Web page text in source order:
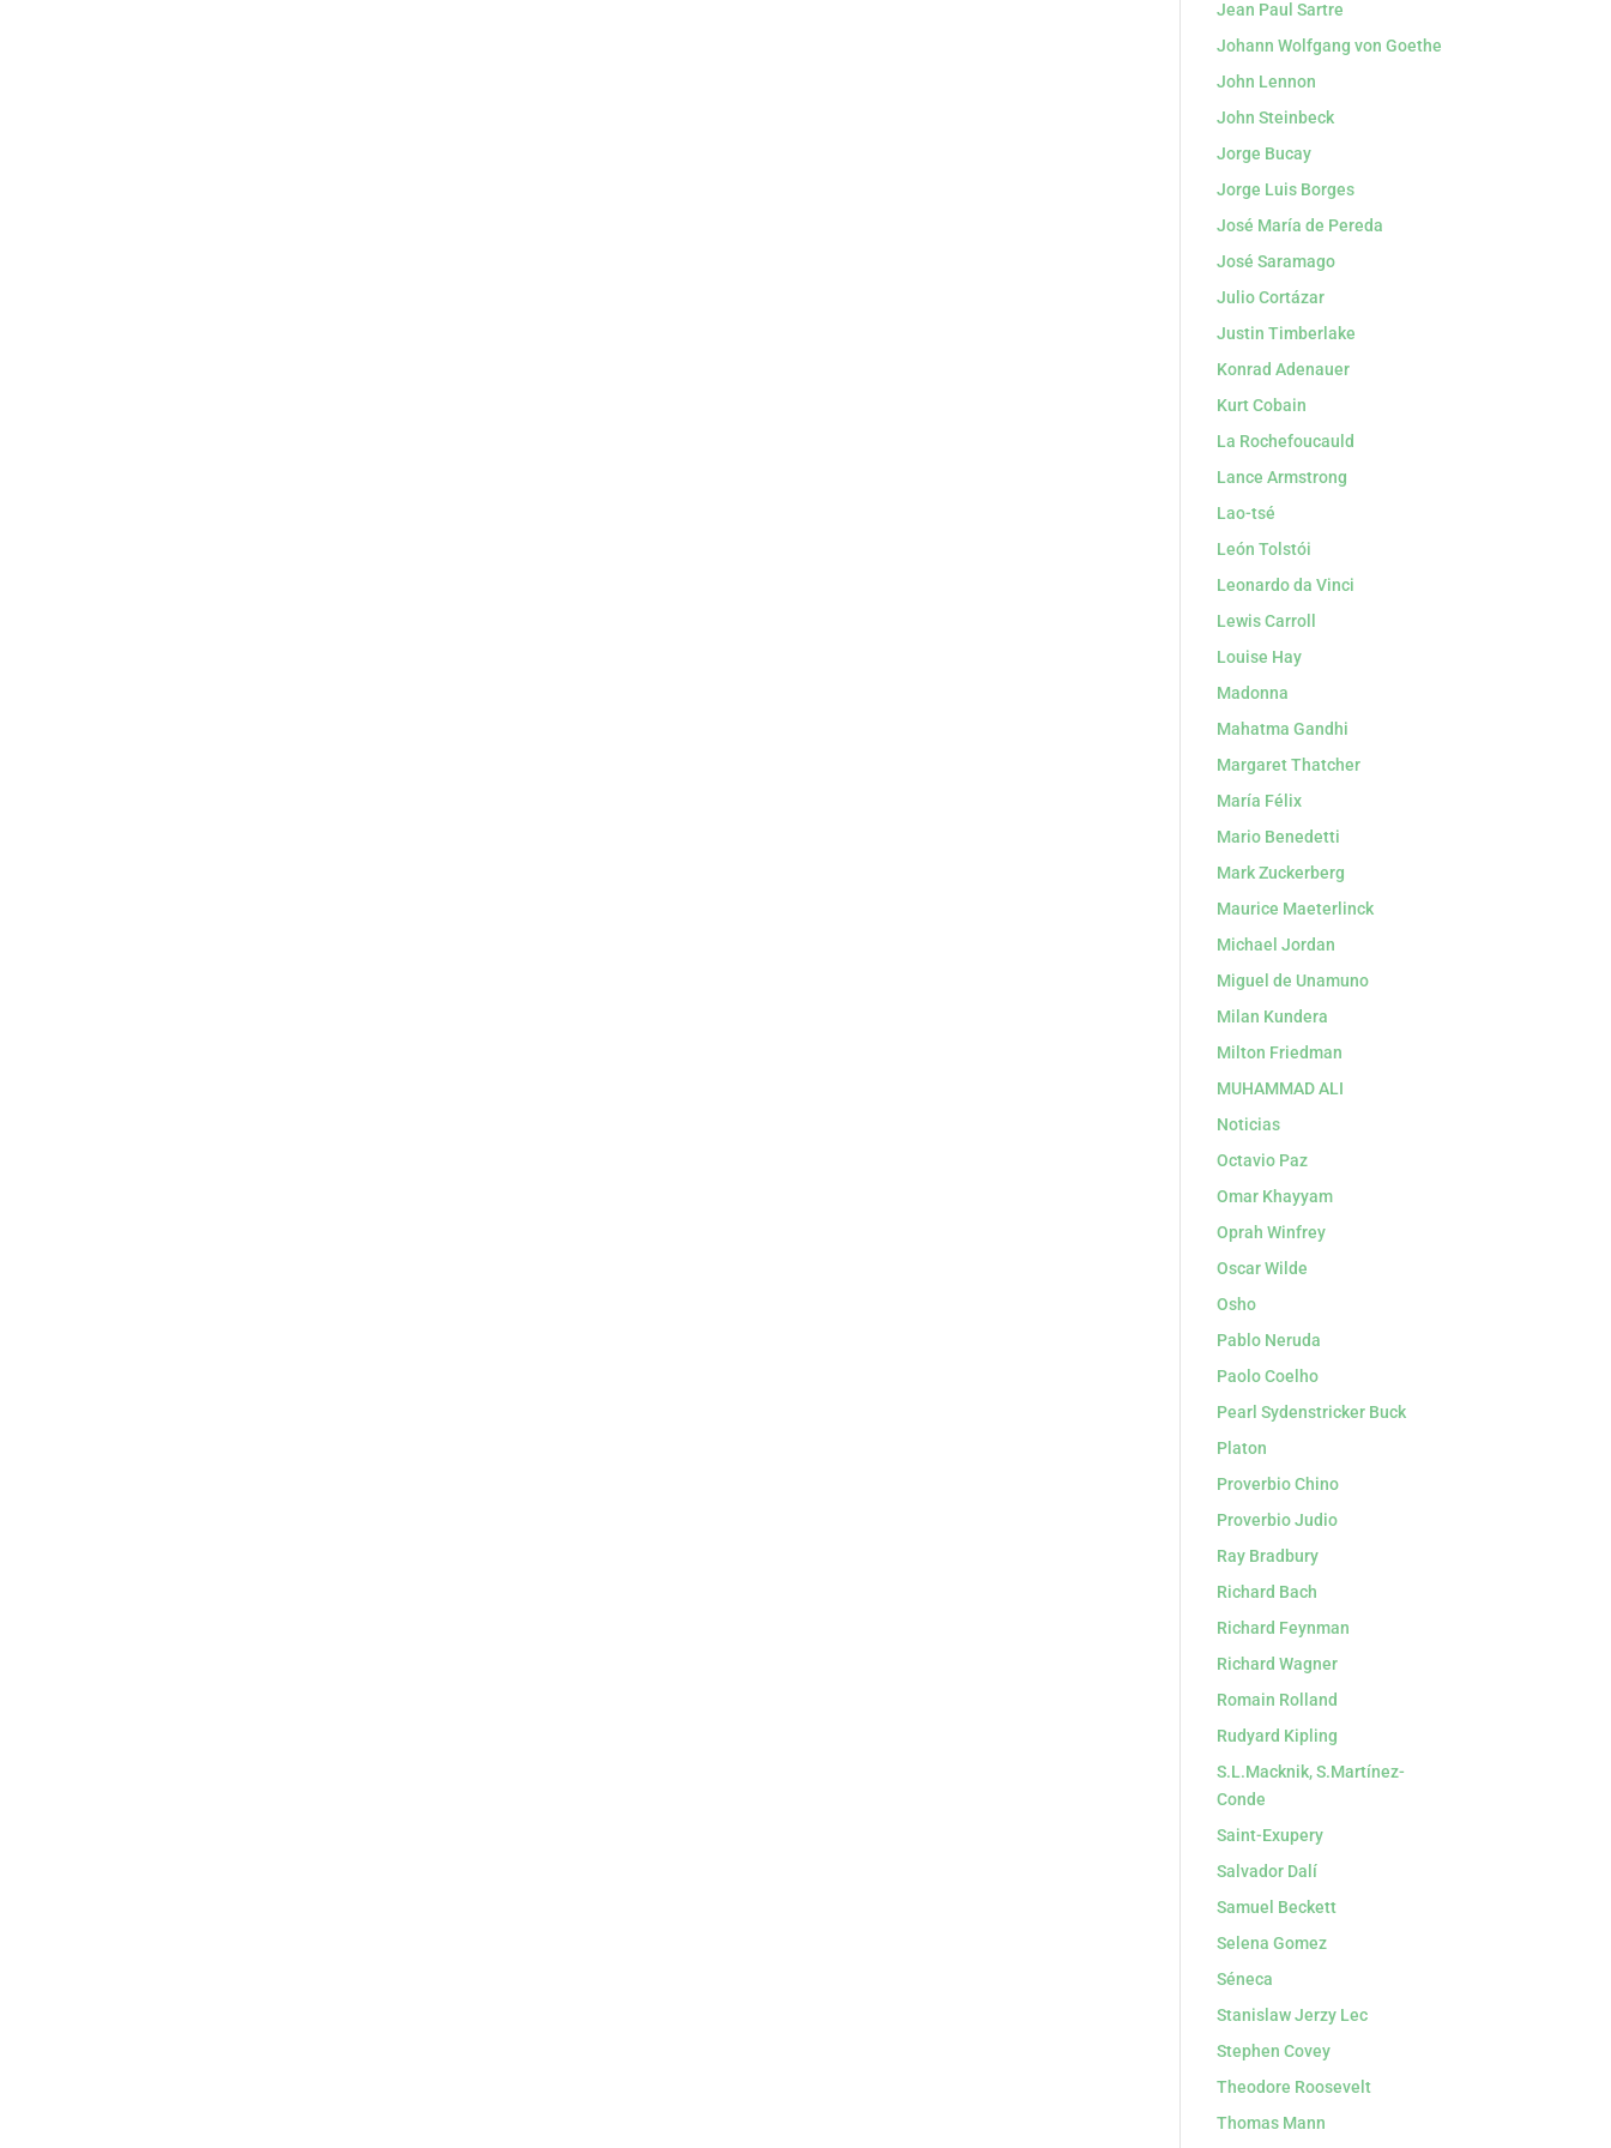
Jean Paul Sartre
Johann Wolfgang von Goethe
John Lennon
John Steinbeck
Jorge Bucay
Jorge Luis Borges
José María de Pereda
José Saramago
Julio Cortázar
Justin Timberlake
Konrad Adenauer
Kurt Cobain
La Rochefoucauld
Lance Armstrong
Lao-tsé
León Tolstói
Leonardo da Vinci
Lewis Carroll
Louise Hay
Madonna
Mahatma Gandhi
Margaret Thatcher
María Félix
Mario Benedetti
Mark Zuckerberg
Maurice Maeterlinck
Michael Jordan
Miguel de Unamuno
Milan Kundera
Milton Friedman
MUHAMMAD ALI
Noticias
Octavio Paz
Omar Khayyam
Oprah Winfrey
Oscar Wilde
Osho
Pablo Neruda
Paolo Coelho
Pearl Sydenstricker Buck
Platon
Proverbio Chino
Proverbio Judio
Ray Bradbury
Richard Bach
Richard Feynman
Richard Wagner
Romain Rolland
Rudyard Kipling
S.L.Macknik, S.Martínez-
Conde
Saint-Exupery
Salvador Dalí
Samuel Beckett
Selena Gomez
Séneca
Stanislaw Jerzy Lec
Stephen Covey
Theodore Roosevelt
Thomas Mann